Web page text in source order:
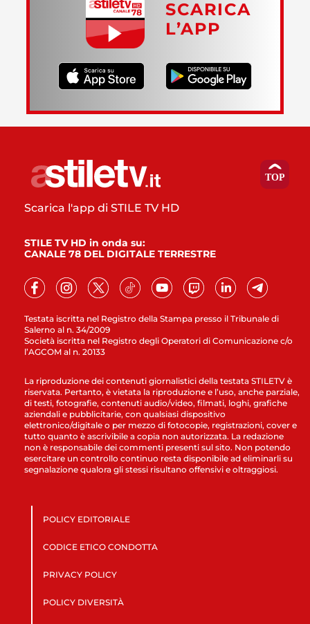
SCARICA
L’APP
Testata iscritta nel Registro della Stampa presso il Tribunale di
Salerno al n. 34/2009
Società iscritta nel Registro degli Operatori di Comunicazione c/o
l’AGCOM al n. 20133
Scarica l'app di STILE TV HD
STILE TV HD in onda su:
CANALE 78 DEL DIGITALE TERRESTRE
La riproduzione dei contenuti giornalistici della testata STILETV è
riservata. Pertanto, è vietata la riproduzione e l’uso, anche parziale,
di testi, fotografie, contenuti audio/video, filmati, loghi, grafiche
aziendali e pubblicitarie, con qualsiasi dispositivo
elettronico/digitale o per mezzo di fotocopie, registrazioni, cover e
tutto quanto è ascrivibile a copia non autorizzata. La redazione
non è responsabile dei commenti presenti sul sito. Non potendo
esercitare un controllo continuo resta disponibile ad eliminarli su
segnalazione qualora gli stessi risultano offensivi e oltraggiosi.
POLICY EDITORIALE
CODICE ETICO CONDOTTA
PRIVACY POLICY
POLICY DIVERSITÀ